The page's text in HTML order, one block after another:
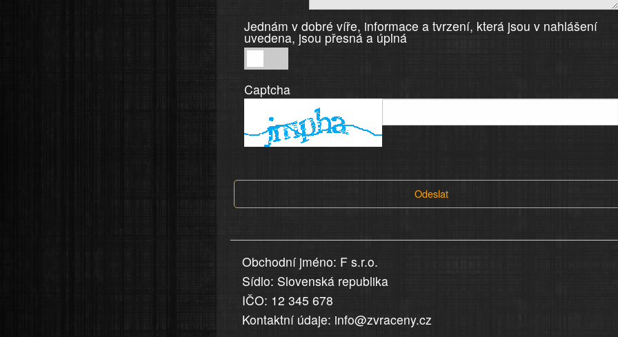
Jednám v dobré víře, informace a tvrzení, která jsou v nahlášení
uvedena, jsou přesná a úplná
v
dobré
informace
v
uvedena,
jsou
přesná
a
úplná
Captcha
Odeslat
Obchodní jméno: F s.r.o.
Sídlo: Slovenská republika
IČO: 12 345 678
Kontaktní údaje: info@zvraceny.cz